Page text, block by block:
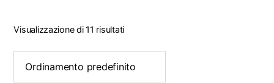
Visualizzazione di 11 risultati